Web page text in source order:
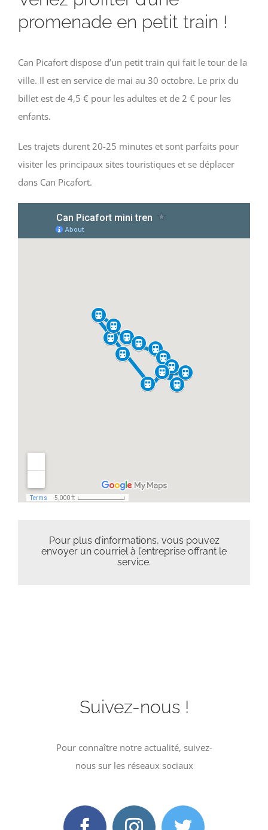
promenade en petit train !
Can Picafort dispose d’un petit train qui fait le tour de la
ville. Il est en service de mai au 30 octobre. Le prix du
billet est de 4,5 € pour les adultes et de 2 € pour les
enfants.
Les trajets durent 20-25 minutes et sont parfaits pour
visiter les principaux sites touristiques et se déplacer
dans Can Picafort.
Pour plus d’informations, vous pouvez
envoyer un courrielà l’entreprise offrant le
service.
Suivez-nous !
Pour connaître notre actualité, suivez-
nous sur les réseaux sociaux